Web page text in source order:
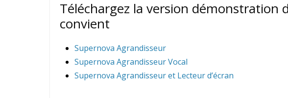
Téléchargez la version démonstration
convient
Supernova Agrandisseur
Supernova Agrandisseur Vocal
Supernova Agrandisseur et Lecteur d’écran